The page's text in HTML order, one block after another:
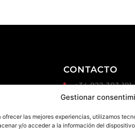
Gestionar
ofrecer las mejores experiencias, utilizamos
y/o acceder a la información del
CONTACTO
+34 922 303 191
+34 651 786 532
Trabaja con